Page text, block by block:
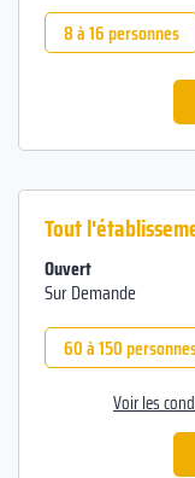
8 à 16 personnes
Tout
Ouvert
Sur Demande
60 à 150
Voir les